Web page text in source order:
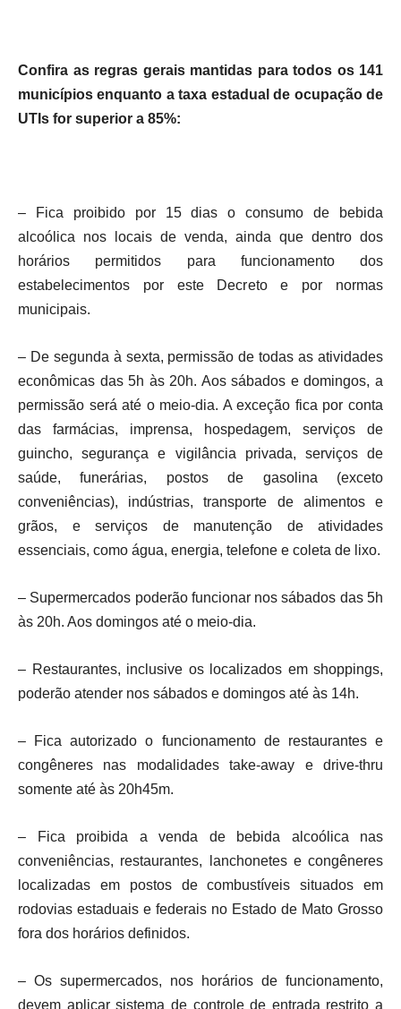
Confira as regras gerais mantidas para todos os 141
municípios enquanto a taxa estadual de ocupação de
UTIs for superior a 85%:
– Fica proibido por 15 dias o consumo de bebida
alcoólica nos locais de venda, ainda que dentro dos
horários permitidos para funcionamento dos
estabelecimentos por este Decreto e por normas
municipais.
– De segunda à sexta, permissão de todas as atividades
econômicas das 5h às 20h. Aos sábados e domingos, a
permissão será até o meio-dia. A exceção fica por conta
das farmácias, imprensa, hospedagem, serviços de
guincho, segurança e vigilância privada, serviços de
saúde, funerárias, postos de gasolina (exceto
conveniências), indústrias, transporte de alimentos e
grãos, e serviços de manutenção de atividades
essenciais, como água, energia, telefone e coleta de lixo.
– Supermercados poderão funcionar nos sábados das 5h
às 20h. Aos domingos até o meio-dia.
– Restaurantes, inclusive os localizados em shoppings,
poderão atender nos sábados e domingos até às 14h.
– Fica autorizado o funcionamento de restaurantes e
congêneres nas modalidades take-away e drive-thru
somente até às 20h45m.
– Fica proibida a venda de bebida alcoólica nas
conveniências, restaurantes, lanchonetes e congêneres
localizadas em postos de combustíveis situados em
rodovias estaduais e federais no Estado de Mato Grosso
fora dos horários definidos.
– Os supermercados, nos horários de funcionamento,
devem aplicar sistema de controle de entrada restrito a